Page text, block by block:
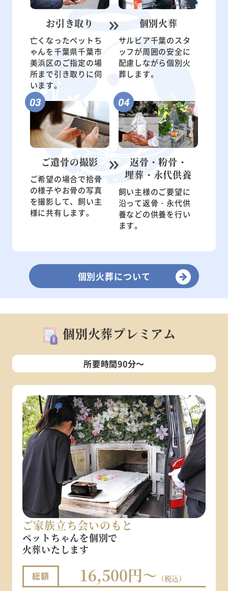
お引き取り
亡くなったペットち
ゃんを千葉県千葉市
美浜区のご指定の場
所まで引き取りに伺
います。
個別火葬
サルビア千葉のスタ
ッフが周囲の安全に
配慮しながら個別火
葬します。
ご遺骨の撮影
ご希望の場合で拾骨
の様子やお骨の写真
を撮影して、飼い主
様に共有します。
返骨・粉骨・
埋葬・永代供養
飼い主様のご要望に
沿って返骨・永代供
養などの供養を行い
ます。
個別火葬について
個別火葬プレミアム
所要時間90分～
ご家族立ち会いのもと
ペットちゃんを個別で
火葬いたします
総額 16,500円～ （税込）